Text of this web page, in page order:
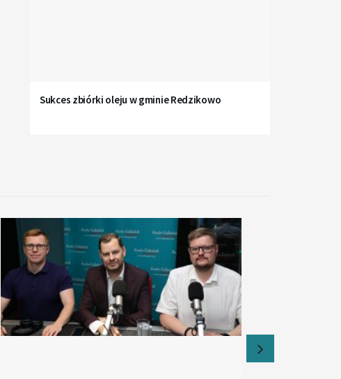
Sukces zbiórki oleju w gminie Redzikowo